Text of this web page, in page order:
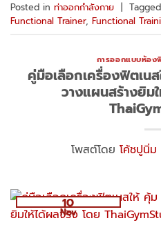
Posted in ท่าออกกำลังกาย Tagged
Functional Trainer, Functional
การออกแบบห้อง
คู่มือเลือกเครื่องฟิตเ
วางแผนสร้างยิม
โพสต์โดย โค้ชปูนิ่ม
10
Nov